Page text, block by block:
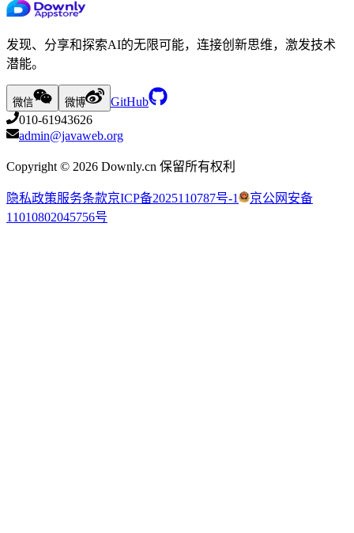
发现、分享和探索AI的无限可能，连接创新思维，激发技术
潜能。
微信 微博
GitHub
010-61943626
admin@javaweb.org
Copyright © 2026 Downly.cn 保留所有权利
隐私政策服务条款京ICP备2025110787号-1
京公网安备
11010802045756号